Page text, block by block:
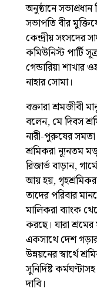
অনুষ্ঠানে
সভাপতি বীর
কেন্দ্রীয় সংসদের
কমিউনিস্ট পার্টি
গেন্ডারিয়া শাখার
নাহার সোমা।
বক্তারা শ্রমজীবী
বলেন, মে দিবস
নারী-পুরুষের সমতা
শ্রমিকরা ন্যূনতম
রিজার্ভ বাড়ান,
আয় হয়,
তাদের পরিবার
মালিকরা ব্যাংক
করছে। যারা
একসাথে দেশ
উন্নয়নের স্বার্থে
সুনির্দিষ্ট
দাবি।